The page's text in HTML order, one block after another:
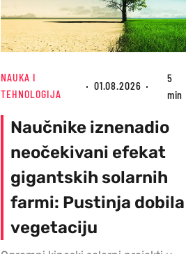
NAUKA I
TEHNOLOGIJA
01.08.2026
5
min
Naučnike iznenadio
neočekivani efekat
gigantskih solarnih
farmi: Pustinja dobila
vegetaciju